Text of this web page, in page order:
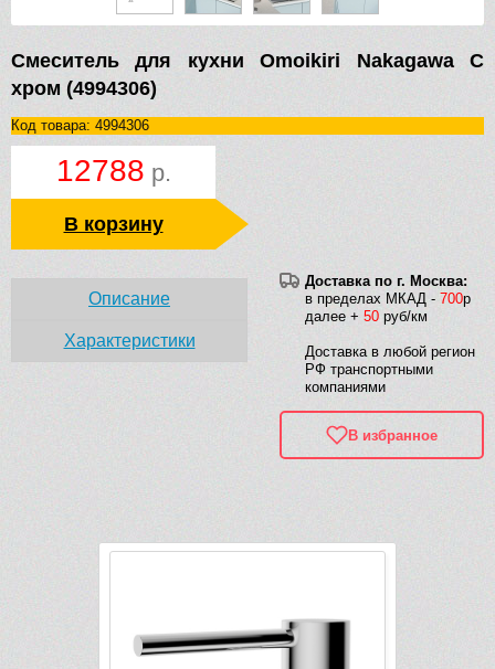
Смеситель для кухни Omoikiri Nakagawa C
хром (4994306)
Код товара: 4994306
12788 р.
В корзину
Доставка по г. Москва:
в пределах МКАД - 700р
далее + 50 руб/км
Доставка в любой регион
РФ транспортными
компаниями
В избранное
Описание
Характеристики